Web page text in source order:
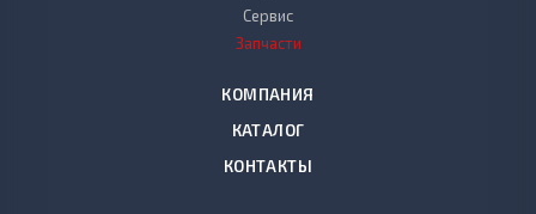
Сервис
Запчасти
КОМПАНИЯ
КАТАЛОГ
КОНТАКТЫ